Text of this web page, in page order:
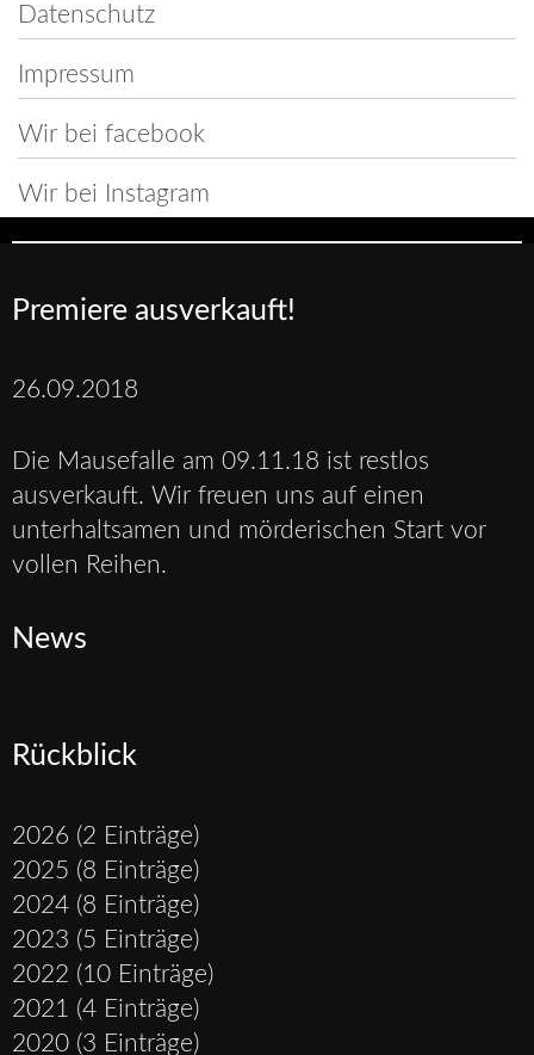
Datenschutz
Impressum
Wir bei facebook
Wir bei Instagram
Premiere ausverkauft!
26.09.2018
Die Mausefalle am 09.11.18 ist restlos
ausverkauft. Wir freuen uns auf einen
unterhaltsamen und mörderischen Start vor
vollen Reihen.
News
Rückblick
2026 (2 Einträge)
2025 (8 Einträge)
2024 (8 Einträge)
2023 (5 Einträge)
2022 (10 Einträge)
2021 (4 Einträge)
2020 (3 Einträge)